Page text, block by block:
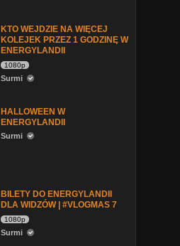
KTO WEJDZIE NA WIĘCEJ
KOLEJEK PRZEZ 1 GODZINĘ W
ENERGYLANDII
1080p
Surmi
HALLOWEEN W
ENERGYLANDII
Surmi
BILETY DO ENERGYLANDII
DLA WIDZÓW | #VLOGMAS 7
1080p
Surmi